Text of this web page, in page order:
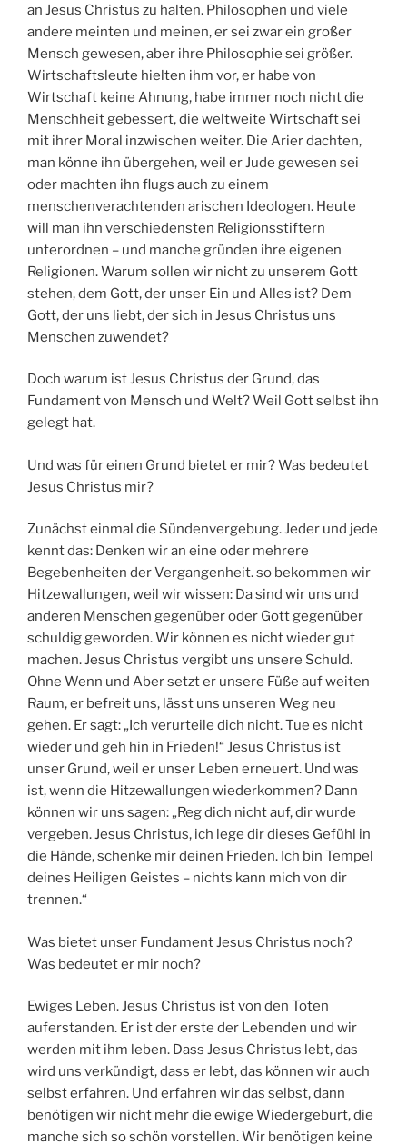
an Jesus Christus zu halten. Philosophen und viele
andere meinten und meinen, er sei zwar ein großer
Mensch gewesen, aber ihre Philosophie sei größer.
Wirtschaftsleute hielten ihm vor, er habe von
Wirtschaft keine Ahnung, habe immer noch nicht die
Menschheit gebessert, die weltweite Wirtschaft sei
mit ihrer Moral inzwischen weiter. Die Arier dachten,
man könne ihn übergehen, weil er Jude gewesen sei
oder machten ihn flugs auch zu einem
menschenverachtenden arischen Ideologen. Heute
will man ihn verschiedensten Religionsstiftern
unterordnen – und manche gründen ihre eigenen
Religionen. Warum sollen wir nicht zu unserem Gott
stehen, dem Gott, der unser Ein und Alles ist? Dem
Gott, der uns liebt, der sich in Jesus Christus uns
Menschen zuwendet?
Doch warum ist Jesus Christus der Grund, das
Fundament von Mensch und Welt? Weil Gott selbst ihn
gelegt hat.
Und was für einen Grund bietet er mir? Was bedeutet
Jesus Christus mir?
Zunächst einmal die Sündenvergebung. Jeder und jede
kennt das: Denken wir an eine oder mehrere
Begebenheiten der Vergangenheit. so bekommen wir
Hitzewallungen, weil wir wissen: Da sind wir uns und
anderen Menschen gegenüber oder Gott gegenüber
schuldig geworden. Wir können es nicht wieder gut
machen. Jesus Christus vergibt uns unsere Schuld.
Ohne Wenn und Aber setzt er unsere Füße auf weiten
Raum, er befreit uns, lässt uns unseren Weg neu
gehen. Er sagt: „Ich verurteile dich nicht. Tue es nicht
wieder und geh hin in Frieden!“ Jesus Christus ist
unser Grund, weil er unser Leben erneuert. Und was
ist, wenn die Hitzewallungen wiederkommen? Dann
können wir uns sagen: „Reg dich nicht auf, dir wurde
vergeben. Jesus Christus, ich lege dir dieses Gefühl in
die Hände, schenke mir deinen Frieden. Ich bin Tempel
deines Heiligen Geistes – nichts kann mich von dir
trennen.“
Was bietet unser Fundament Jesus Christus noch?
Was bedeutet er mir noch?
Ewiges Leben. Jesus Christus ist von den Toten
auferstanden. Er ist der erste der Lebenden und wir
werden mit ihm leben. Dass Jesus Christus lebt, das
wird uns verkündigt, dass er lebt, das können wir auch
selbst erfahren. Und erfahren wir das selbst, dann
benötigen wir nicht mehr die ewige Wiedergeburt, die
manche sich so schön vorstellen. Wir benötigen keine